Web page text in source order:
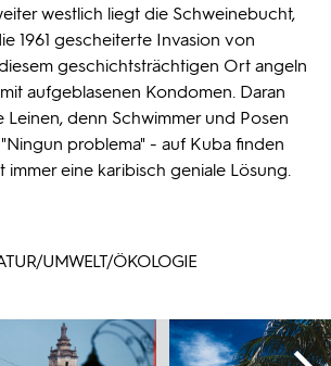
westlich liegt die Schweinebucht,
1961 gescheiterte Invasion von
geschichtsträchtigen Ort angeln
aufgeblasenen Kondomen. Daran
Leinen, denn Schwimmer und Posen
problema" - auf Kuba finden
immer eine karibisch geniale Lösung.
UMWELT/ÖKOLOGIE